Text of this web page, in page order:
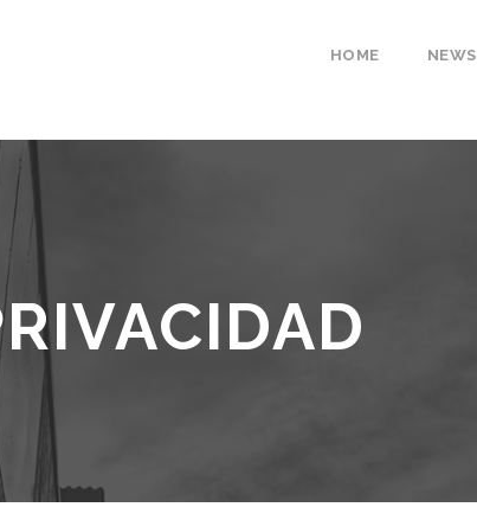
HOME NEWS